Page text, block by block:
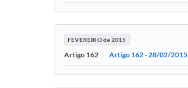
FEVEREIRO de 2015
Artigo 162 Artigo 162 - 28/02/2015